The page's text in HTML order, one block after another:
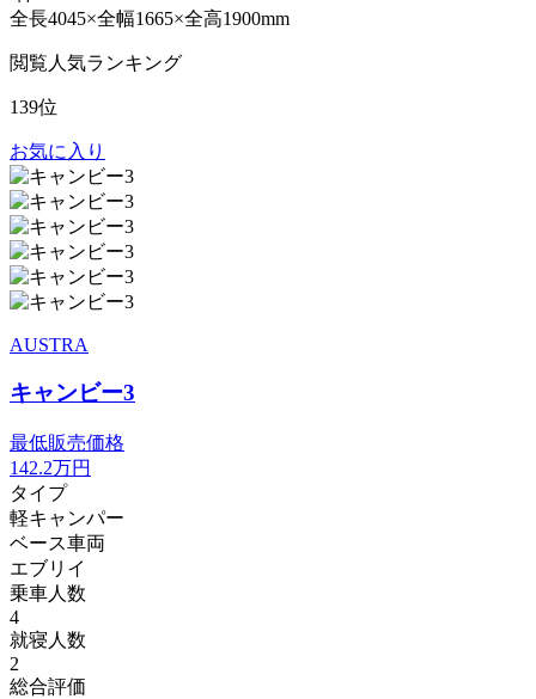
全長4045×全幅1665×全高1900mm
閲覧人気ランキング
139位
お気に入り
AUSTRA
キャンビー3
最低販売価格
142.2万円
タイプ
軽キャンパー
ベース車両
エブリイ
乗車人数
4
就寝人数
2
総合評価